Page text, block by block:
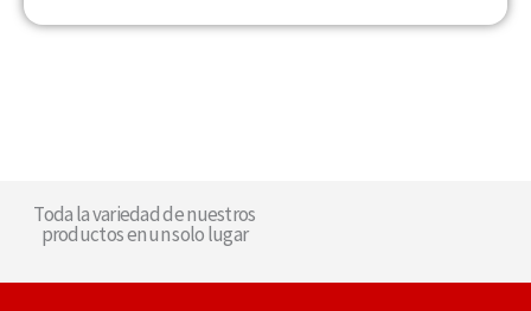
Toda la variedad de nuestros
productos en un solo lugar